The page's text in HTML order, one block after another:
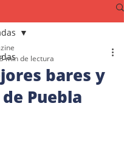
bares y
Puebla
3 min de lectura